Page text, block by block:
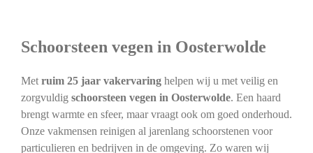
Schoorsteen vegen in Oosterwolde
Metruim 25 jaar vakervaringhelpen wij u met veilig en
zorgvuldig schoorsteen vegen in Oosterwolde. Een haard
brengt warmte en sfeer, maar vraagt ook om goed onderhoud.
Onze vakmensen reinigen al jarenlang schoorstenen voor
particulieren en bedrijven in de omgeving. Zo waren wij